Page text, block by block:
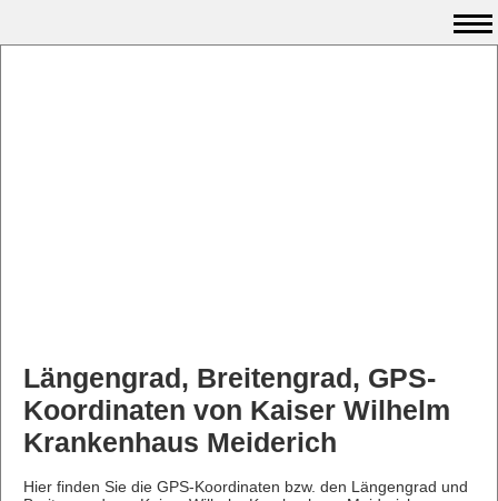
Längengrad, Breitengrad, GPS-
Koordinaten von Kaiser Wilhelm
Krankenhaus Meiderich
Hier finden Sie die GPS-Koordinaten bzw. den Längengrad und